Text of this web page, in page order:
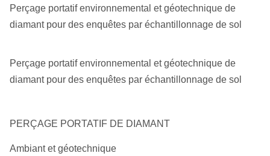
Perçage portatif environnemental et géotechnique de
diamant pour des enquêtes par échantillonnage de sol
Perçage portatif environnemental et géotechnique de
diamant pour des enquêtes par échantillonnage de sol
PERÇAGE PORTATIF DE DIAMANT
Ambiant et géotechnique